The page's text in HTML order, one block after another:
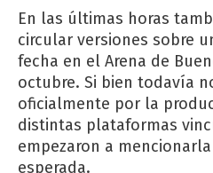
En las últimas horas
circular versiones sobre
fecha en el Arena de
octubre. Si bien todavía
oficialmente por la
distintas plataformas
empezaron a
esperada.